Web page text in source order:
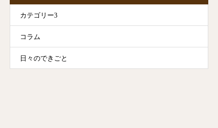
カテゴリー3
コラム
日々のできごと